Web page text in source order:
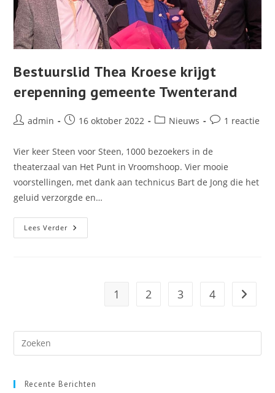
Bestuurslid Thea Kroese krijgt
erepenning gemeente Twenterand
Bericht
admin
Bericht16 oktober 2022 Berichtcategorie:
Nieuws
Bericht1 reactie
Vier keer Steen voor Steen, 1000 bezoekers in de
theaterzaal van Het Punt in Vroomshoop. Vier mooie
voorstellingen, met dank aan technicus Bart de Jong die het
geluid verzorgde en…
Lees VerderBestuurslid
Thea
1 2 3 4 Naar
Recente Berichten